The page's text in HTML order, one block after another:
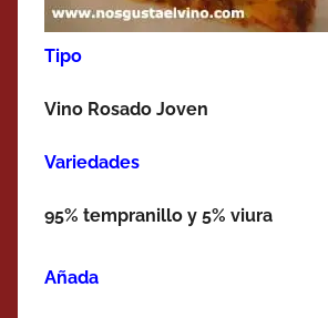
Tipo
Vino Rosado Joven
Variedades
95% tempranillo y 5% viura
Añada